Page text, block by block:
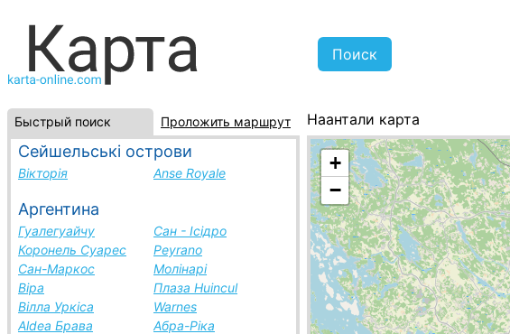
Быстрый поиск Проложить маршрут
Сейшельські острови
Вікторія Anse Royale
Аргентина
Гуалегуайчу
Сан - Ісідро
Коронель Суарес
Peyrano
Сан-Маркос
Молінарі
Віра
Плаза Huincul
Вілла Уркіса
Warnes
Aldea Брава
Абра-Ріка
Наантали карта
Финляндия, список городов
+
−